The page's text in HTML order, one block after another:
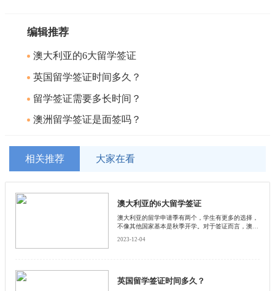
编辑推荐
澳大利亚的6大留学签证
英国留学签证时间多久？
留学签证需要多长时间？
澳洲留学签证是面签吗？
相关推荐 大家在看
澳大利亚的6大留学签证
澳大利亚的留学申请季有两个，学生有更多的选择，
不像其他国家基本是秋季开学。对于签证而言，澳大
2023-12-04
英国留学签证时间多久？